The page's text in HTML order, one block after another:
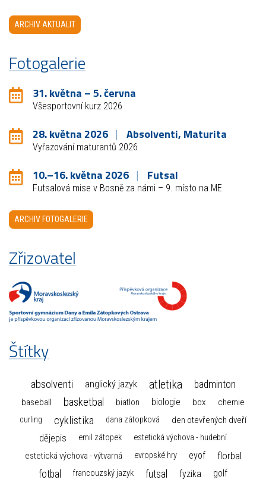
ARCHIV AKTUALIT
Fotogalerie
31. května – 5. června
Všesportovní kurz 2026
28. května 2026 Absolventi, Maturita
Vyřazování maturantů 2026
10.–16. května 2026 Futsal
Futsalová mise v Bosně za námi – 9. místo na ME
ARCHIV FOTOGALERIE
Zřizovatel
Štítky
absolventi anglický jazyk atletika badminton
baseball basketbal biatlon biologie box chemie
curling cyklistika dana zátopková den otevřených dveří
dějepis emil zátopek estetická výchova - hudební
estetická výchova - výtvarná evropské hry eyof florbal
fotbal francouzský jazyk futsal fyzika golf